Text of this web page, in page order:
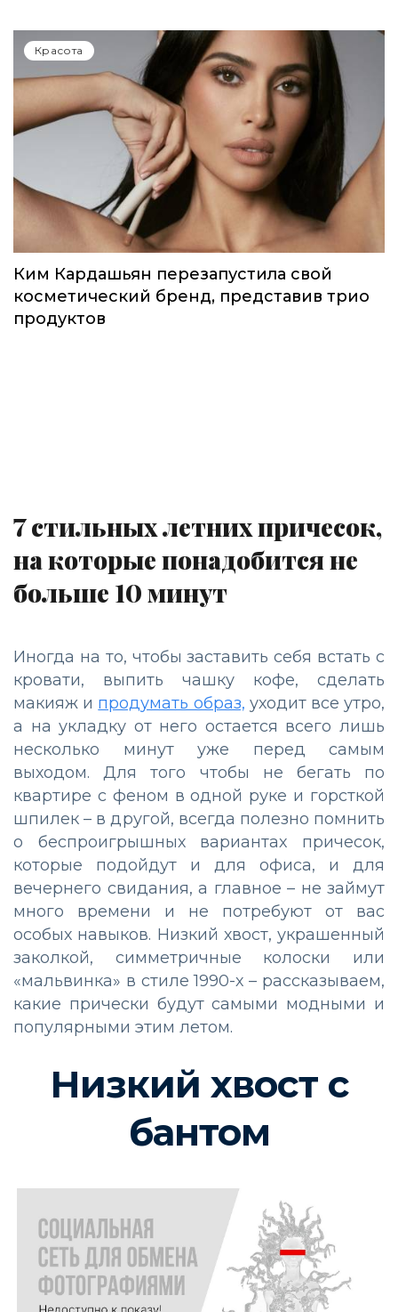
Красота
Ким Кардашьян перезапустила свой
косметический бренд, представив трио
продуктов
7 стильных летних причесок,
на которые понадобится не
больше 10 минут
Иногда на то, чтобы заставить себя встать с
кровати, выпить чашку кофе, сделать
макияж и продумать образ, уходит все утро,
а на укладку от него остается всего лишь
несколько минут уже перед самым
выходом. Для того чтобы не бегать по
квартире с феном в одной руке и горсткой
шпилек – в другой, всегда полезно помнить
о беспроигрышных вариантах причесок,
которые подойдут и для офиса, и для
вечернего свидания, а главное – не займут
много времени и не потребуют от вас
особых навыков. Низкий хвост, украшенный
заколкой, симметричные колоски или
«мальвинка» в стиле 1990-х – рассказываем,
какие прически будут самыми модными и
популярными этим летом.
Низкий хвост с
бантом